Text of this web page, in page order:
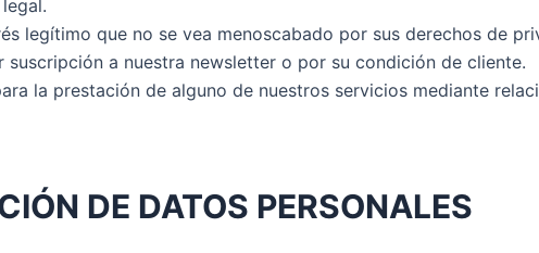
legítimo que no se vea menoscabado por sus derechos de
suscripción a nuestra newsletter o por su condición de cliente.
la prestación de alguno de nuestros servicios mediante
DE DATOS PERSONALES